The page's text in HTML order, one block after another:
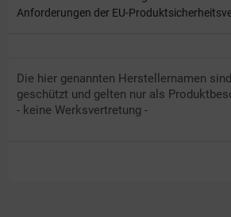
Anforderungen der EU-
Die hier genannten Herstellernamen
geschützt und gelten nur als
- keine Werksvertretung -